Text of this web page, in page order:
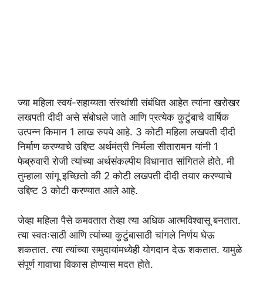
ज्या महिला स्वयं-सहाय्यता संस्थांशी संबंधित आहेत त्यांना खरोखर
लखपती दीदी असे संबोधले जाते आणि प्रत्येक कुटुंबाचे वार्षिक
उत्पन्न किमान 1 लाख रुपये आहे. 3 कोटी महिला लखपती दीदी
निर्माण करण्याचे उद्दिष्ट अर्थमंत्री निर्मला सीतारामन यांनी 1
फेब्रुवारी रोजी त्यांच्या अर्थसंकल्पीय विधानात सांगितले होते. मी
तुम्हाला सांगू इच्छितो की 2 कोटी लखपती दीदी तयार करण्याचे
उद्दिष्ट 3 कोटी करण्यात आले आहे.
जेव्हा महिला पैसे कमवतात तेव्हा त्या अधिक आत्मविश्वासू बनतात.
त्या स्वतःसाठी आणि त्यांच्या कुटुंबासाठी चांगले निर्णय घेऊ
शकतात. त्या त्यांच्या समुदायांमध्येही योगदान देऊ शकतात. यामुळे
संपूर्ण गावाचा विकास होण्यास मदत होते.